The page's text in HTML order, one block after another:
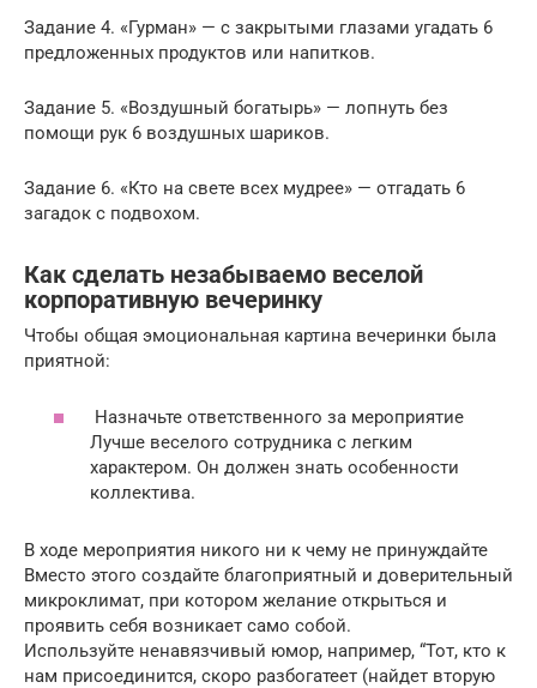
Задание 4. «Гурман» — с закрытыми глазами угадать 6
предложенных продуктов или напитков.
Задание 5. «Воздушный богатырь» — лопнуть без
помощи рук 6 воздушных шариков.
Задание 6. «Кто на свете всех мудрее» — отгадать 6
загадок с подвохом.
Как сделать незабываемо веселой
корпоративную вечеринку
Чтобы общая эмоциональная картина вечеринки была
приятной:
Назначьте ответственного за мероприятие
Лучше веселого сотрудника с легким
характером. Он должен знать особенности
коллектива.
В ходе мероприятия никого ни к чему не принуждайте
Вместо этого создайте благоприятный и доверительный
микроклимат, при котором желание открыться и
проявить себя возникает само собой.
Используйте ненавязчивый юмор, например, “Тот, кто к
нам присоединится, скоро разбогатеет (найдет вторую